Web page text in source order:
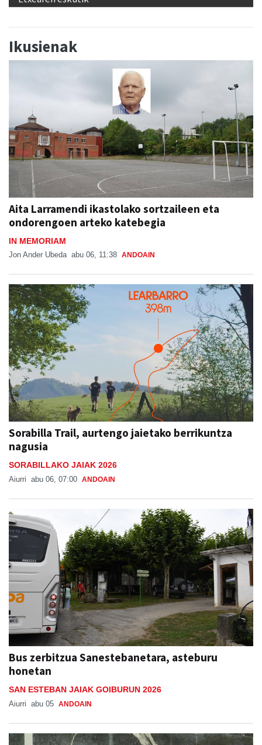
Ikusienak
Aita Larramendi ikastolako sortzaileen eta
ondorengoen arteko katebegia
IN MEMORIAM
Jon Ander Ubeda abu 06, 11:38 ANDOAIN
Sorabilla Trail, aurtengo jaietako berrikuntza
nagusia
SORABILLAKO JAIAK 2026
Aiurri abu 06, 07:00 ANDOAIN
Bus zerbitzua Sanestebanetara, asteburu
honetan
SAN ESTEBAN JAIAK GOIBURUN 2026
Aiurri abu 05 ANDOAIN